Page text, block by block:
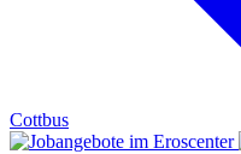
Cottbus